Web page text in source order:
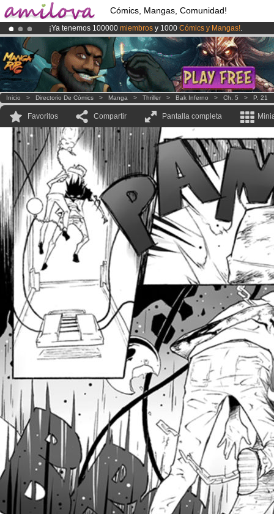
Cómics, Mangas, Comunidad!
¡Ya tenemos 100000 miembros y 1000 Cómics y Mangas!.
¡Conviertete en Premium por3.95 eurosal mes!Hazte Premium ya
El Kickstarter Amilova está desormado lanzado!.
Inicio > Directorio De Cómics > Manga > Thriller > Bak Inferno > Ch. 5 > P. 21
Favoritos Compartir Pantalla completa